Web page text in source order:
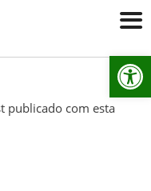
publicado com esta